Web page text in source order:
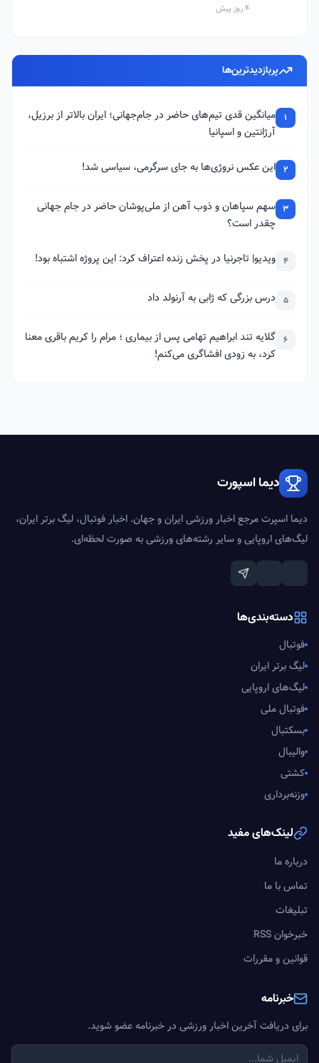
4 روز پیش
پربازدیدترین‌ها
1
میانگین قدی تیم‌های حاضر در جام‌جهانی؛ ایران بالاتر از برزیل،
آرژانتین و اسپانیا
2 این عکس نروژی‌ها به جای سرگرمی، سیاسی شد!
3 سهم سپاهان و ذوب آهن از ملی‌پوشان حاضر در جام جهانی
چقدر است؟
4 ویدیو| تاجرنیا در پخش زنده اعتراف کرد: این پروژه اشتباه بود!
5 درس بزرگی که ژابی به آرنولد داد
6 گلایه تند ابراهیم تهامی پس از بیماری ؛ مرام را کریم باقری معنا
کرد، به زودی افشاگری می‌کنم!
دیما اسپورت
دیما اسپرت مرجع اخبار ورزشی ایران و جهان. اخبار فوتبال، لیگ برتر ایران،
لیگ‌های اروپایی و سایر رشته‌های ورزشی به صورت لحظه‌ای.
دسته‌بندی‌ها
فوتبال
لیگ برتر ایران
لیگ‌های اروپایی
فوتبال ملی
بسکتبال
والیبال
کشتی
وزنه‌برداری
لینک‌های مفید
درباره ما
تماس با ما
تبلیغات
خبرخوان RSS
قوانین و مقررات
خبرنامه
برای دریافت آخرین اخبار ورزشی در خبرنامه عضو شوید.